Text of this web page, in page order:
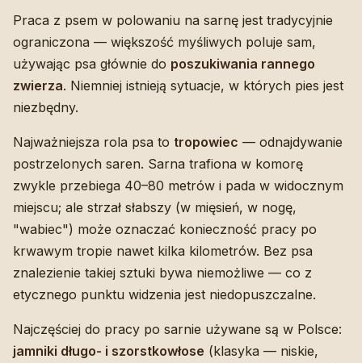
Praca z psem w polowaniu na sarnę jest tradycyjnie
ograniczona — większość myśliwych poluje sam,
używając psa głównie do poszukiwania rannego
zwierza. Niemniej istnieją sytuacje, w których pies jest
niezbędny.
Najważniejsza rola psa to tropowiec — odnajdywanie
postrzelonych saren. Sarna trafiona w komorę
zwykle przebiega 40–80 metrów i pada w widocznym
miejscu; ale strzał słabszy (w mięsień, w nogę,
"wabiec") może oznaczać konieczność pracy po
krwawym tropie nawet kilka kilometrów. Bez psa
znalezienie takiej sztuki bywa niemożliwe — co z
etycznego punktu widzenia jest niedopuszczalne.
Najczęściej do pracy po sarnie używane są w Polsce:
jamniki długo- i szorstkowłose (klasyka — niskie,